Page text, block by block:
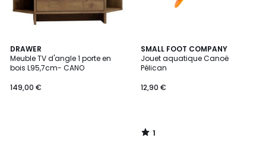
DRAWER
Meuble TV d'angle 1 porte en
bois L95,7cm- CANO
149,00 €
SMALL FOOT COMPANY
Jouet aquatique Canoë
Pélican
12,90 €
1
/
5
1
/